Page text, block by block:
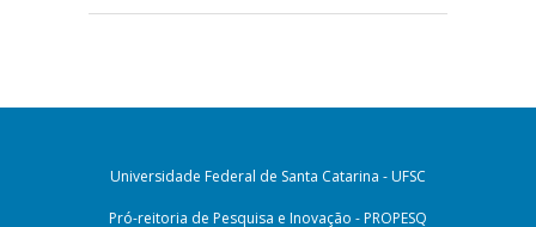
Universidade Federal de Santa Catarina - UFSC
Pró-reitoria de Pesquisa e Inovação - PROPESQ